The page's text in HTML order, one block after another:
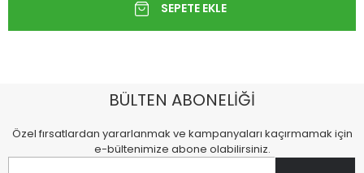
BÜLTEN ABONELİĞİ
Özel fırsatlardan yararlanmak ve kampanyaları kaçırmamak için
e-bültenimize abone olabilirsiniz.